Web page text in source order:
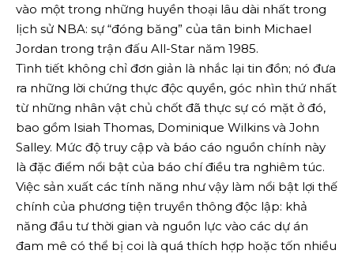
vào một trong những huyền thoại lâu dài nhất trong
lịch sử NBA: sự “đóng băng” của tân binh Michael
Jordan trong trận đấu All-Star năm 1985.
Tình tiết không chỉ đơn giản là nhắc lại tin đồn; nó đưa
ra những lời chứng thực độc quyền, góc nhìn thứ nhất
từ ​​những nhân vật chủ chốt đã thực sự có mặt ở đó,
bao gồm Isiah Thomas, Dominique Wilkins và John
Salley. Mức độ truy cập và báo cáo nguồn chính này
là đặc điểm nổi bật của báo chí điều tra nghiêm túc.
Việc sản xuất các tính năng như vậy làm nổi bật lợi thế
chính của phương tiện truyền thông độc lập: khả
năng đầu tư thời gian và nguồn lực vào các dự án
đam mê có thể bị coi là quá thích hợp hoặc tốn nhiều